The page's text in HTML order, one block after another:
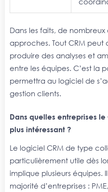
Dans les faits, de
approches. Tout CRM peut
produire des analyses et
entre les équipes. C’est la
permettra au logiciel de
gestion clients.
Dans quelles entreprises
plus intéressant ?
Le logiciel CRM de type
particulièrement utile dès
implique plusieurs équipes.
majorité d’entreprises :